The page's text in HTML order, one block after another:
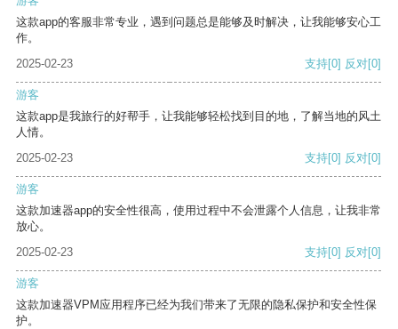
这款app的客服非常专业，遇到问题总是能够及时解决，让我能够安心工
作。
2025-02-23
支持[0] 反对[0]
游客
这款app是我旅行的好帮手，让我能够轻松找到目的地，了解当地的风土
人情。
2025-02-23
支持[0] 反对[0]
游客
这款加速器app的安全性很高，使用过程中不会泄露个人信息，让我非常
放心。
2025-02-23
支持[0] 反对[0]
游客
这款加速器VPM应用程序已经为我们带来了无限的隐私保护和安全性保
护。